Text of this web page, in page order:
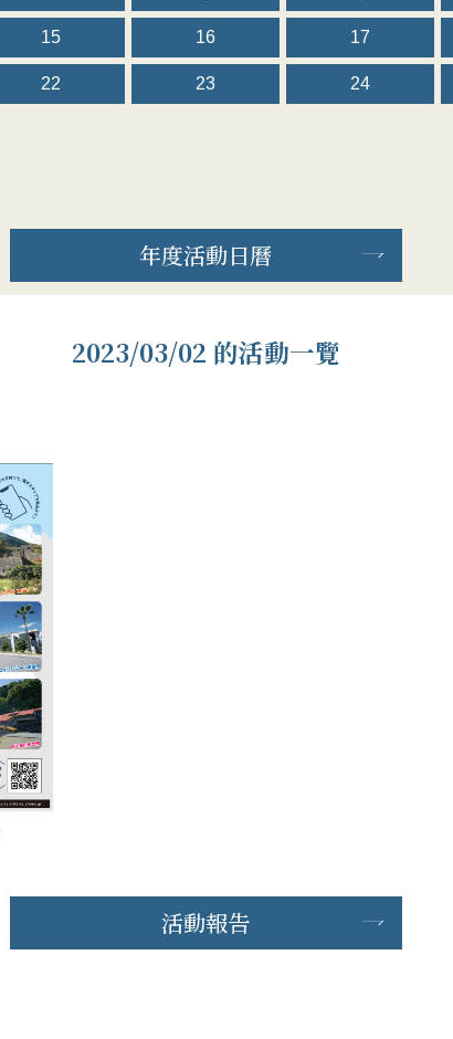
15 16 17
22 23 24
年度活動日曆
2023/03/02 的活動一覽
活動報告